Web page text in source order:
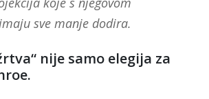
sve manje dodira.
nije samo elegija za